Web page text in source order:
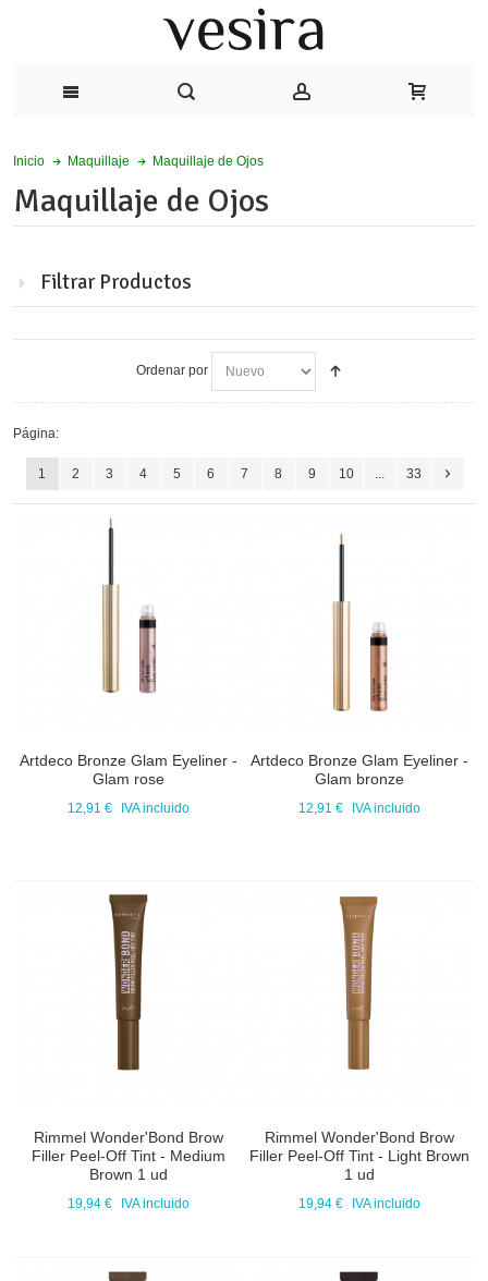
Inicio Maquillaje Maquillaje de Ojos
Maquillaje de Ojos
Filtrar Productos
Ordenar por
Página:
1 2 3 4 5 6 7 8 9 10 ... 33
Artdeco Bronze Glam Eyeliner -
Glam rose
12,91 € IVA incluido
Artdeco Bronze Glam Eyeliner -
Glam bronze
12,91 € IVA incluido
Rimmel Wonder'Bond Brow
Filler Peel-Off Tint - Medium
Brown 1 ud
19,94 € IVA incluido
Rimmel Wonder'Bond Brow
Filler Peel-Off Tint - Light Brown
1 ud
19,94 € IVA incluido